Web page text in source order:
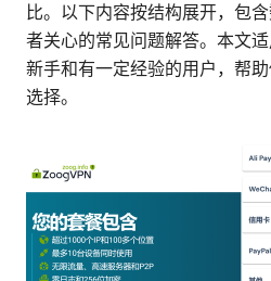
比。以下内容按结构展开，包
者关心的常见问题解答。本文
新手和有一定经验的用户，帮
选择。